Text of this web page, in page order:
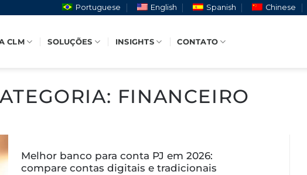
Portuguese English Spanish Chinese
CLM SOLUÇÕES INSIGHTS CONTATO
FINANCEIRO
Melhor banco para conta PJ em 2026:
compare contas digitais e tradicionais